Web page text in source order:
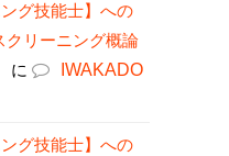
グ技能士】への
リーニング概論
に
IWAKADO
グ技能士】への